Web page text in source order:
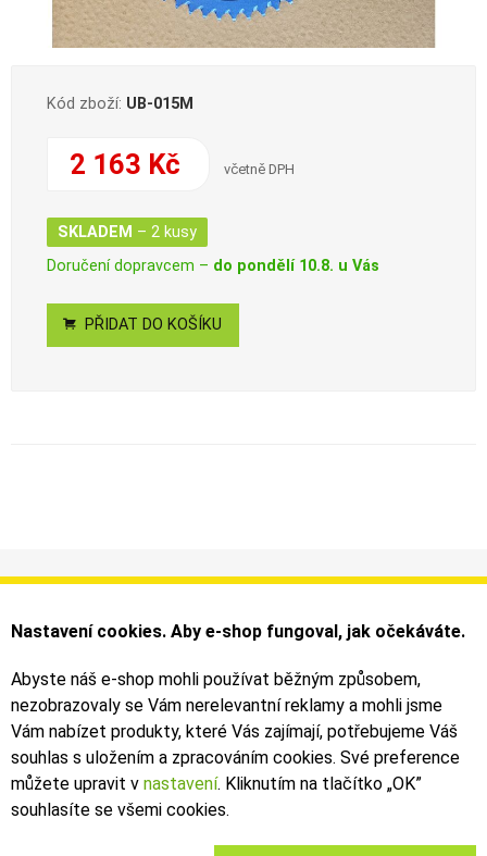
Kód zboží: UB-015M
2 163 Kč včetně DPH
SKLADEM – 2 kusy
Doručení dopravcem – do pondělí 10.8. u Vás
PŘIDAT DO KOŠÍKU
Informace
Obchodní podmínky
Můj účet
Faktury
Bezpečné on-line platby dodává ComGate
Nastavení cookies. Aby e-shop fungoval, jak očekáváte.
Abyste náš e-shop mohli používat běžným způsobem,
nezobrazovaly se Vám nerelevantní reklamy a mohli jsme
Vám nabízet produkty, které Vás zajímají, potřebujeme Váš
souhlas s uložením a zpracováním cookies. Své preference
můžete upravit v nastavení. Kliknutím na tlačítko „OK”
souhlasíte se všemi cookies.